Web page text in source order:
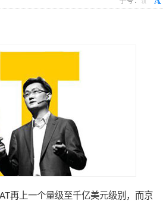
再上一个量级至千亿美元级别，而京